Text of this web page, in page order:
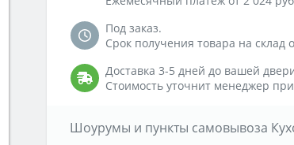
Под заказ.
Срок получения товара на склад
Доставка 3-5 дней до вашей
Стоимость уточнит менеджер
Шоурумы и пункты самовывоза